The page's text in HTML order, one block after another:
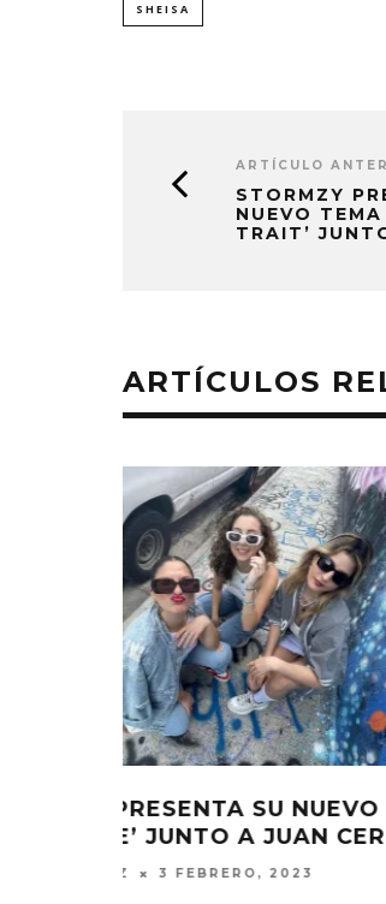
SHEISA
ARTÍCULO
STORMZY
NUEVO TEMA
TRAIT’
ARTÍCULOS
SHEISA PRESENTA
MUSICAL DE
TIJERA’